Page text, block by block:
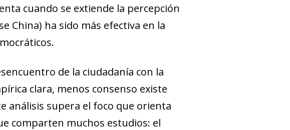
cuando se extiende la percepción
China) ha sido más efectiva en la
de la ciudadanía con la
clara, menos consenso existe
análisis supera el foco que orienta
comparten muchos estudios: el